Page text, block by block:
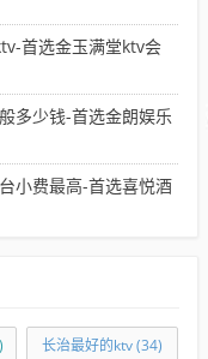
首选金玉满堂ktv会
多少钱-首选金朗娱乐
小费最高-首选喜悦酒
长治最好的ktv(34)